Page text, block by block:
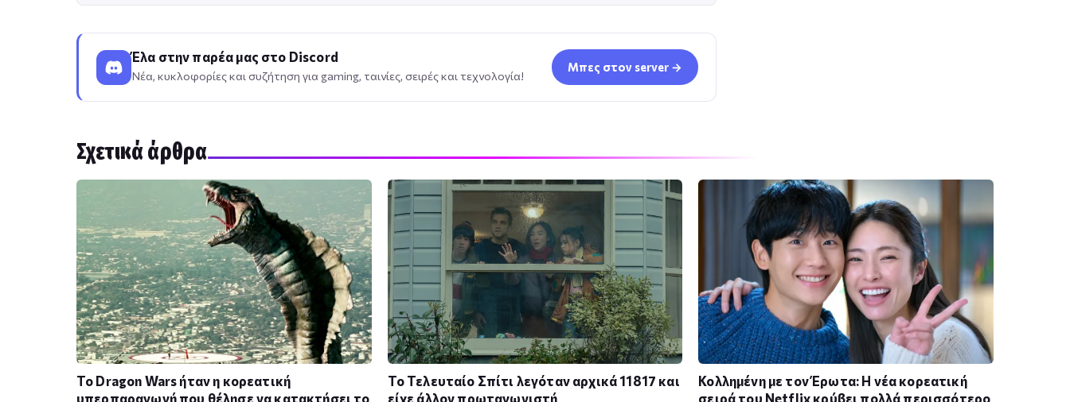
Έλα στην παρέα μας στο Discord
Νέα, κυκλοφορίες και συζήτηση για gaming, ταινίες, σειρές και τεχνολογία!
Μπες στον server →
Σχετικά άρθρα
Το Dragon Wars ήταν η κορεατική
υπερπαραγωγή που θέλησε να κατακτήσει το
Το Τελευταίο Σπίτι λεγόταν αρχικά 11817 και
είχε άλλον πρωταγωνιστή
Κολλημένη με τον Έρωτα: Η νέα κορεατική
σειρά του Netflix κρύβει πολλά περισσότερο